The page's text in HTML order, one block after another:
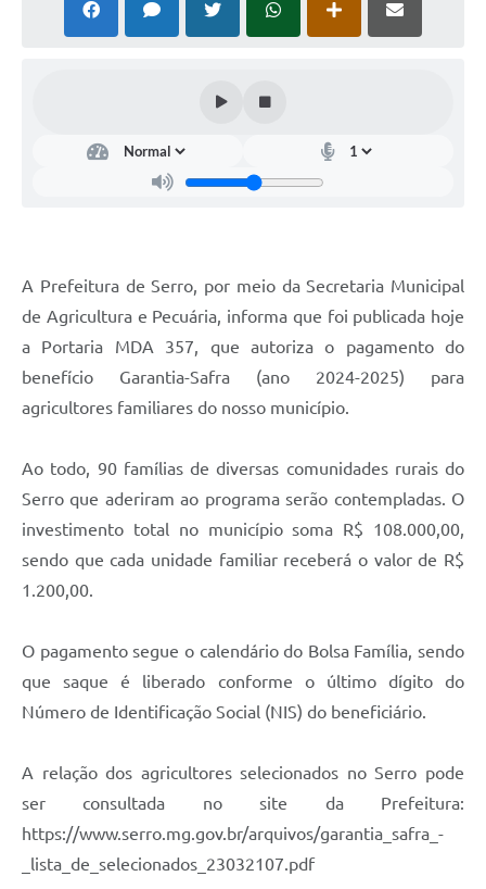
Emissão de Contracheque
Chamamento Público
Arquivos para Download
SIC
Jornal
Links
Audiências Públicas
Telefones Úteis
Diário Oficial
Notícias
Contato
A Prefeitura de Serro, por meio da Secretaria Municipal
de Agricultura e Pecuária, informa que foi publicada hoje
a Portaria MDA 357, que autoriza o pagamento do
benefício Garantia-Safra (ano 2024-2025) para
agricultores familiares do nosso município.
Ao todo, 90 famílias de diversas comunidades rurais do
Serro que aderiram ao programa serão contempladas. O
investimento total no município soma R$ 108.000,00,
sendo que cada unidade familiar receberá o valor de R$
1.200,00.
O pagamento segue o calendário do Bolsa Família, sendo
que saque é liberado conforme o último dígito do
Número de Identificação Social (NIS) do beneficiário.
A relação dos agricultores selecionados no Serro pode
ser consultada no site da Prefeitura:
https://www.serro.mg.gov.br/arquivos/garantia_safra_-
_lista_de_selecionados_23032107.pdf